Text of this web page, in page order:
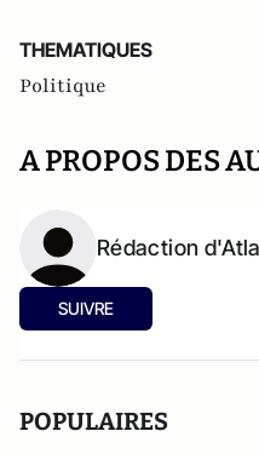
THEMATIQUES
Politique
A PROPOS DES
Rédaction
SUIVRE
POPULAIRES